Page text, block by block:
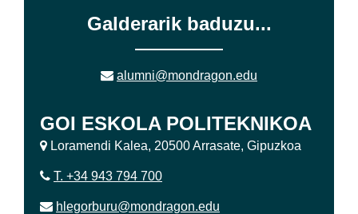
Galderarik baduzu...
alumni@mondragon.edu
GOI ESKOLA POLITEKNIKOA
Loramendi Kalea, 20500 Arrasate, Gipuzkoa
T. +34 943 794 700
hlegorburu@mondragon.edu